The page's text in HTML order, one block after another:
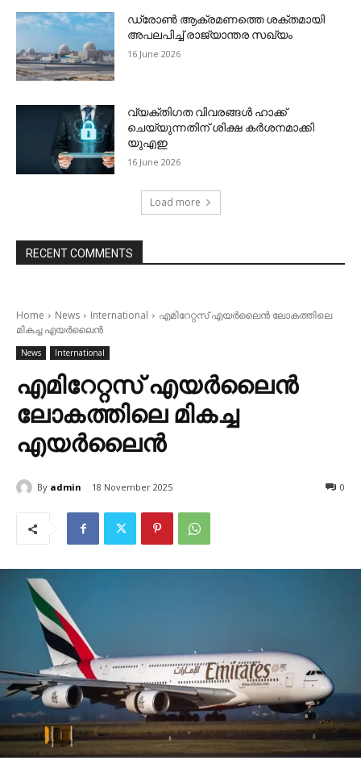
ഡ്രോണ്‍ ആക്രമണത്തെ ശക്തമായി
അപലപിച്ച് രാജ്യാന്തര സഖ്യം
16 June 2026
വ്യക്തിഗത വിവരങ്ങള്‍ ഹാക്ക്
ചെയ്യുന്നതിന് ശിക്ഷ കര്‍ശനമാക്കി
യുഎഇ
16 June 2026
Load more
RECENT COMMENTS